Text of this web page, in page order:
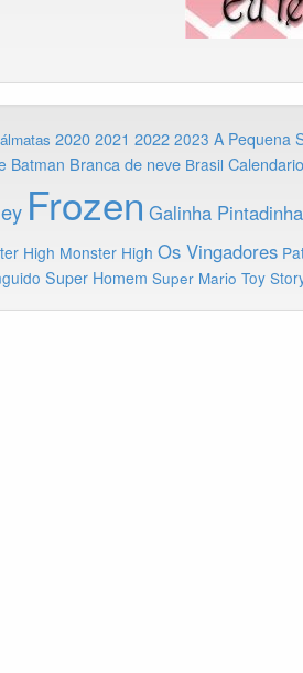
2020 2021 2022 2023 A Pequena
Batman Branca de neve Brasil Calendario
Frozen Galinha Pintadinha
High Monster High Os Vingadores
Super Homem Super Mario Toy